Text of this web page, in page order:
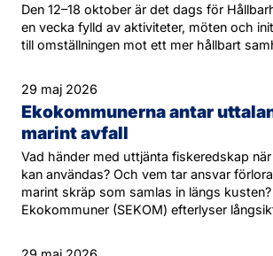
Den 12–18 oktober är det dags för
en vecka fylld av aktiviteter, möten och
till omställningen mot ett mer hållbart
29 maj 2026
Ekokommunerna antar
marint avfall
Vad händer med uttjänta fiskeredskap
kan användas? Och vem tar ansvar
marint skräp som samlas in längs
Ekokommuner (SEKOM) efterlyser